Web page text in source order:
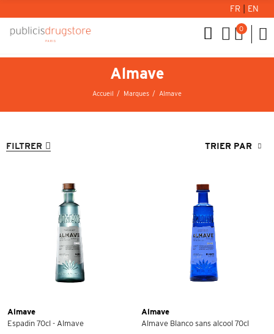
FR EN
0
Almave
Accueil Marques Almave
FILTRER TRIER PAR
Almave
Espadin 70cl - Almave
Almave
Almave Blanco sans alcool 70cl